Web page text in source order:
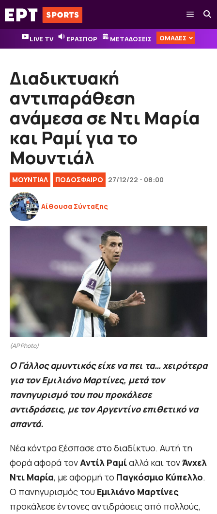
Μετάβαση
σε
περιεχόμενο
Μενού
LIVE TV ΕΡΑΣΠΟΡ ΜΕΤΑΔΟΣΕΙΣ ΟΜΑΔΕΣ
Διαδικτυακή
αντιπαράθεση
ανάμεσα σε Ντι Μαρία
και Ραμί για το
Μουντιάλ
ΜΟΥΝΤΙΑΛ ΠΟΔΟΣΦΑΙΡΟ 27/12/22 - 08:00
Αίθουσα Σύνταξης
(AP Photo)
Ο Γάλλος αμυντικός είχε να πει τα… χειρότερα
για τον Εμιλιάνο Μαρτίνες, μετά τον
πανηγυρισμό του που προκάλεσε
αντιδράσεις, με τον Αργεντίνο επιθετικό να
απαντά.
Νέα κόντρα ξέσπασε στο διαδίκτυο. Αυτή τη
φορά αφορά τονΑντίλ Ραμίαλλά και τονΆνχελ
Ντι Μαρία, με αφορμή το Παγκόσμιο Κύπελλο.
Ο πανηγυρισμός του Εμιλιάνο Μαρτίνες
προκάλεσε έντονες αντιδράσεις από πολλούς,